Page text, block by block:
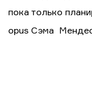
пока только
opus Сэма